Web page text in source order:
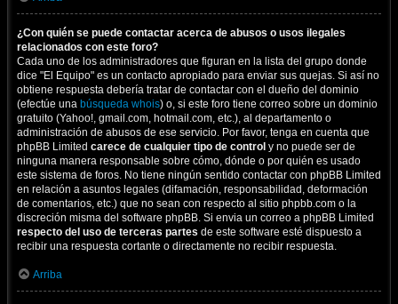
¿Con quién se puede contactar acerca de abusos o usos ilegales
relacionados con este foro?
Cada uno de los administradores que figuran en la lista del grupo donde
dice "El Equipo" es un contacto apropiado para enviar sus quejas. Si así no
obtiene respuesta debería tratar de contactar con el dueño del dominio
(efectúe una búsqueda whois) o, si este foro tiene correo sobre un dominio
gratuito (Yahoo!, gmail.com, hotmail.com, etc.), al departamento o
administración de abusos de ese servicio. Por favor, tenga en cuenta que
phpBB Limited carece de cualquier tipo de control y no puede ser de
ninguna manera responsable sobre cómo, dónde o por quién es usado
este sistema de foros. No tiene ningún sentido contactar con phpBB Limited
en relación a asuntos legales (difamación, responsabilidad, deformación
de comentarios, etc.) que no sean con respecto al sitio phpbb.com o la
discreción misma del software phpBB. Si envia un correo a phpBB Limited
respecto del uso de terceras partes de este software esté dispuesto a
recibir una respuesta cortante o directamente no recibir respuesta.
Arriba